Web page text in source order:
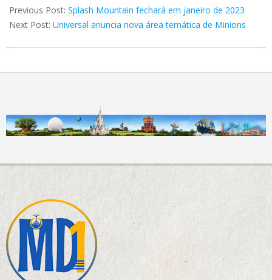
12-
06
Previous Post: Splash Mountain fechará em janeiro de 2023
Next Post: Universal anuncia nova área temática de Minions